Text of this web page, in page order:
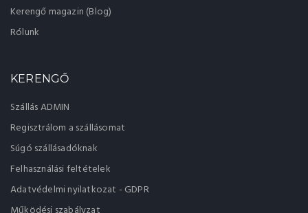
Kerengő magazin (Blog)
Rólunk
KERENGŐ
Szállás ADMIN
Regisztrálom a szállásomat
Súgó szállásadóknak
Felhasználási feltételek
Adatvédelmi nyilatkozat - GDPR